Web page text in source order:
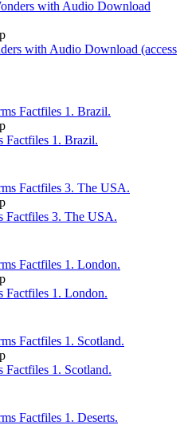
with Audio Download (access
Factfiles 1. Brazil.
Factfiles 3. The USA.
1. London.
1. Scotland.